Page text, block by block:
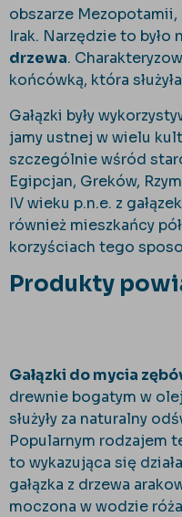
obszarze
Irak. Narzędzie to było
drzewa.
końcówką, która
Gałązki były
jamy ustnej w wielu
szczególnie wśród
Egipcjan, Greków,
IV wieku p.n.e. z
również mieszkańcy
korzyściach tego
Produkty
Gałązki do mycia
drewnie bogatym w
służyły za naturalny
Popularnym rodzajem
to wykazująca się
gałązka z drzewa
moczona w wodzie